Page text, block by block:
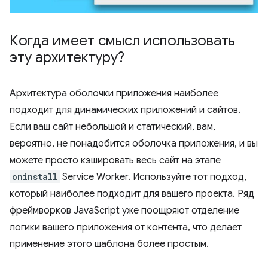
Когда имеет смысл использовать
эту архитектуру?
Архитектура оболочки приложения наиболее
подходит для динамических приложений и сайтов.
Если ваш сайт небольшой и статический, вам,
вероятно, не понадобится оболочка приложения, и вы
можете просто кэшировать весь сайт на этапе
oninstall Service Worker. Используйте тот подход,
который наиболее подходит для вашего проекта. Ряд
фреймворков JavaScript уже поощряют отделение
логики вашего приложения от контента, что делает
применение этого шаблона более простым.